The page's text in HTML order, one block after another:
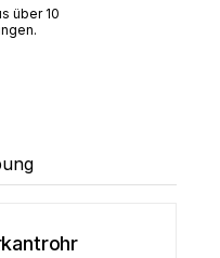
über 10